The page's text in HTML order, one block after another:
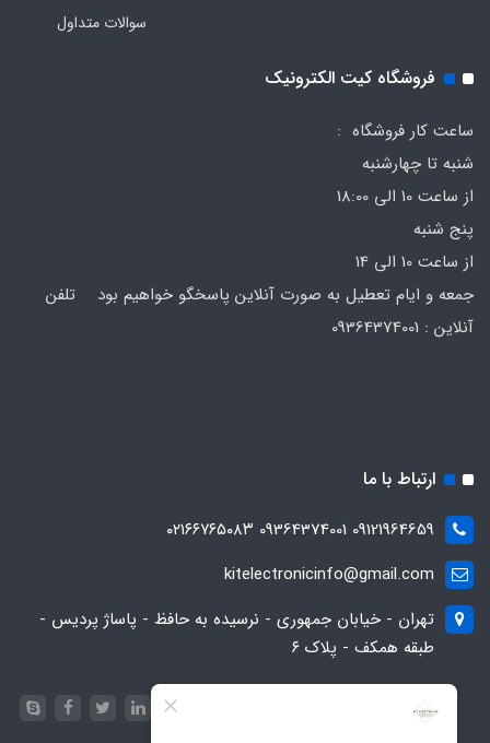
سوالات متداول
فروشگاه کیت الکترونیک
ساعت کار فروشگاه :
شنبه تا چهارشنبه
از ساعت 10 الی 18:00
پنج شنبه
از ساعت 10 الی 14
جمعه و ایام تعطیل به صورت آنلاین پاسخگو خواهیم بود تلفن
ارتباط با ما
09121964659 09364374001 ۰۲۱۶۶۷۶۵۰۸۳
kitelectronicinfo@gmail.com
تهران - خیابان جمهوری - نرسیده به حافظ - پاساژ پردیس -
طبقه همکف - پلاک ۶